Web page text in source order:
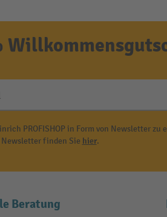
PROFISHOP in Form von Newsletter zu
finden Sie hier.
Beratung